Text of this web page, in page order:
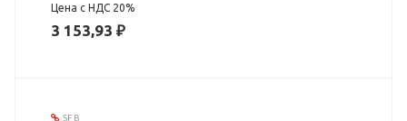
Цена с НДС 20%
3 153,93 ₽
SFB